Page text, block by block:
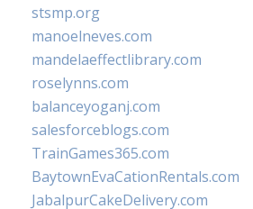
stsmp.org
manoelneves.com
mandelaeffectlibrary.com
roselynns.com
balanceyoganj.com
salesforceblogs.com
TrainGames365.com
BaytownEvaCationRentals.com
JabalpurCakeDelivery.com